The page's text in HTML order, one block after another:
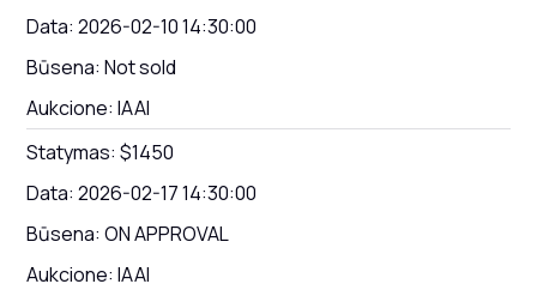
Data: 2026-02-10 14:30:00
Būsena: Not sold
Aukcione: IAAI
Statymas: $1450
Data: 2026-02-17 14:30:00
Būsena: ON APPROVAL
Aukcione: IAAI